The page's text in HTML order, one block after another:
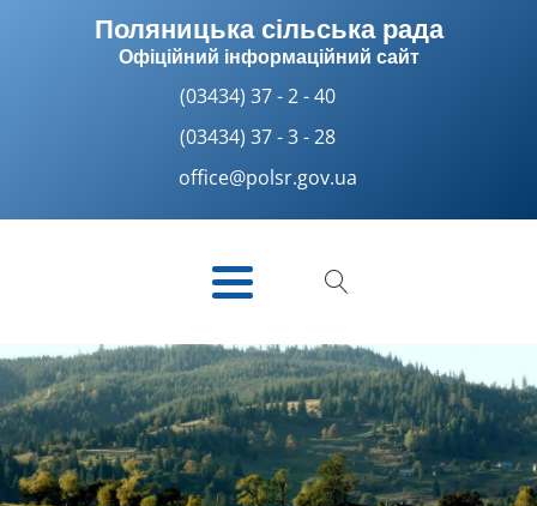
Поляницька сільська рада
Офіційний інформаційний сайт
(03434) 37 - 2 - 40
(03434) 37 - 3 - 28
office@polsr.gov.ua